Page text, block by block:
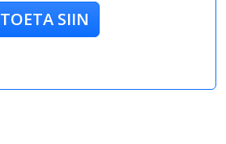
TOETA SIIN